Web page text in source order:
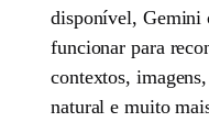
disponível, Gemini
funcionar para
contextos,
natural e muito